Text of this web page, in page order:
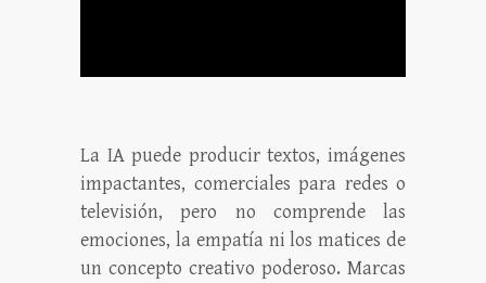
La IA puede producir textos, imágenes
impactantes, comerciales para redes o
televisión, pero no comprende las
emociones, la empatía ni los matices de
un concepto creativo poderoso. Marcas